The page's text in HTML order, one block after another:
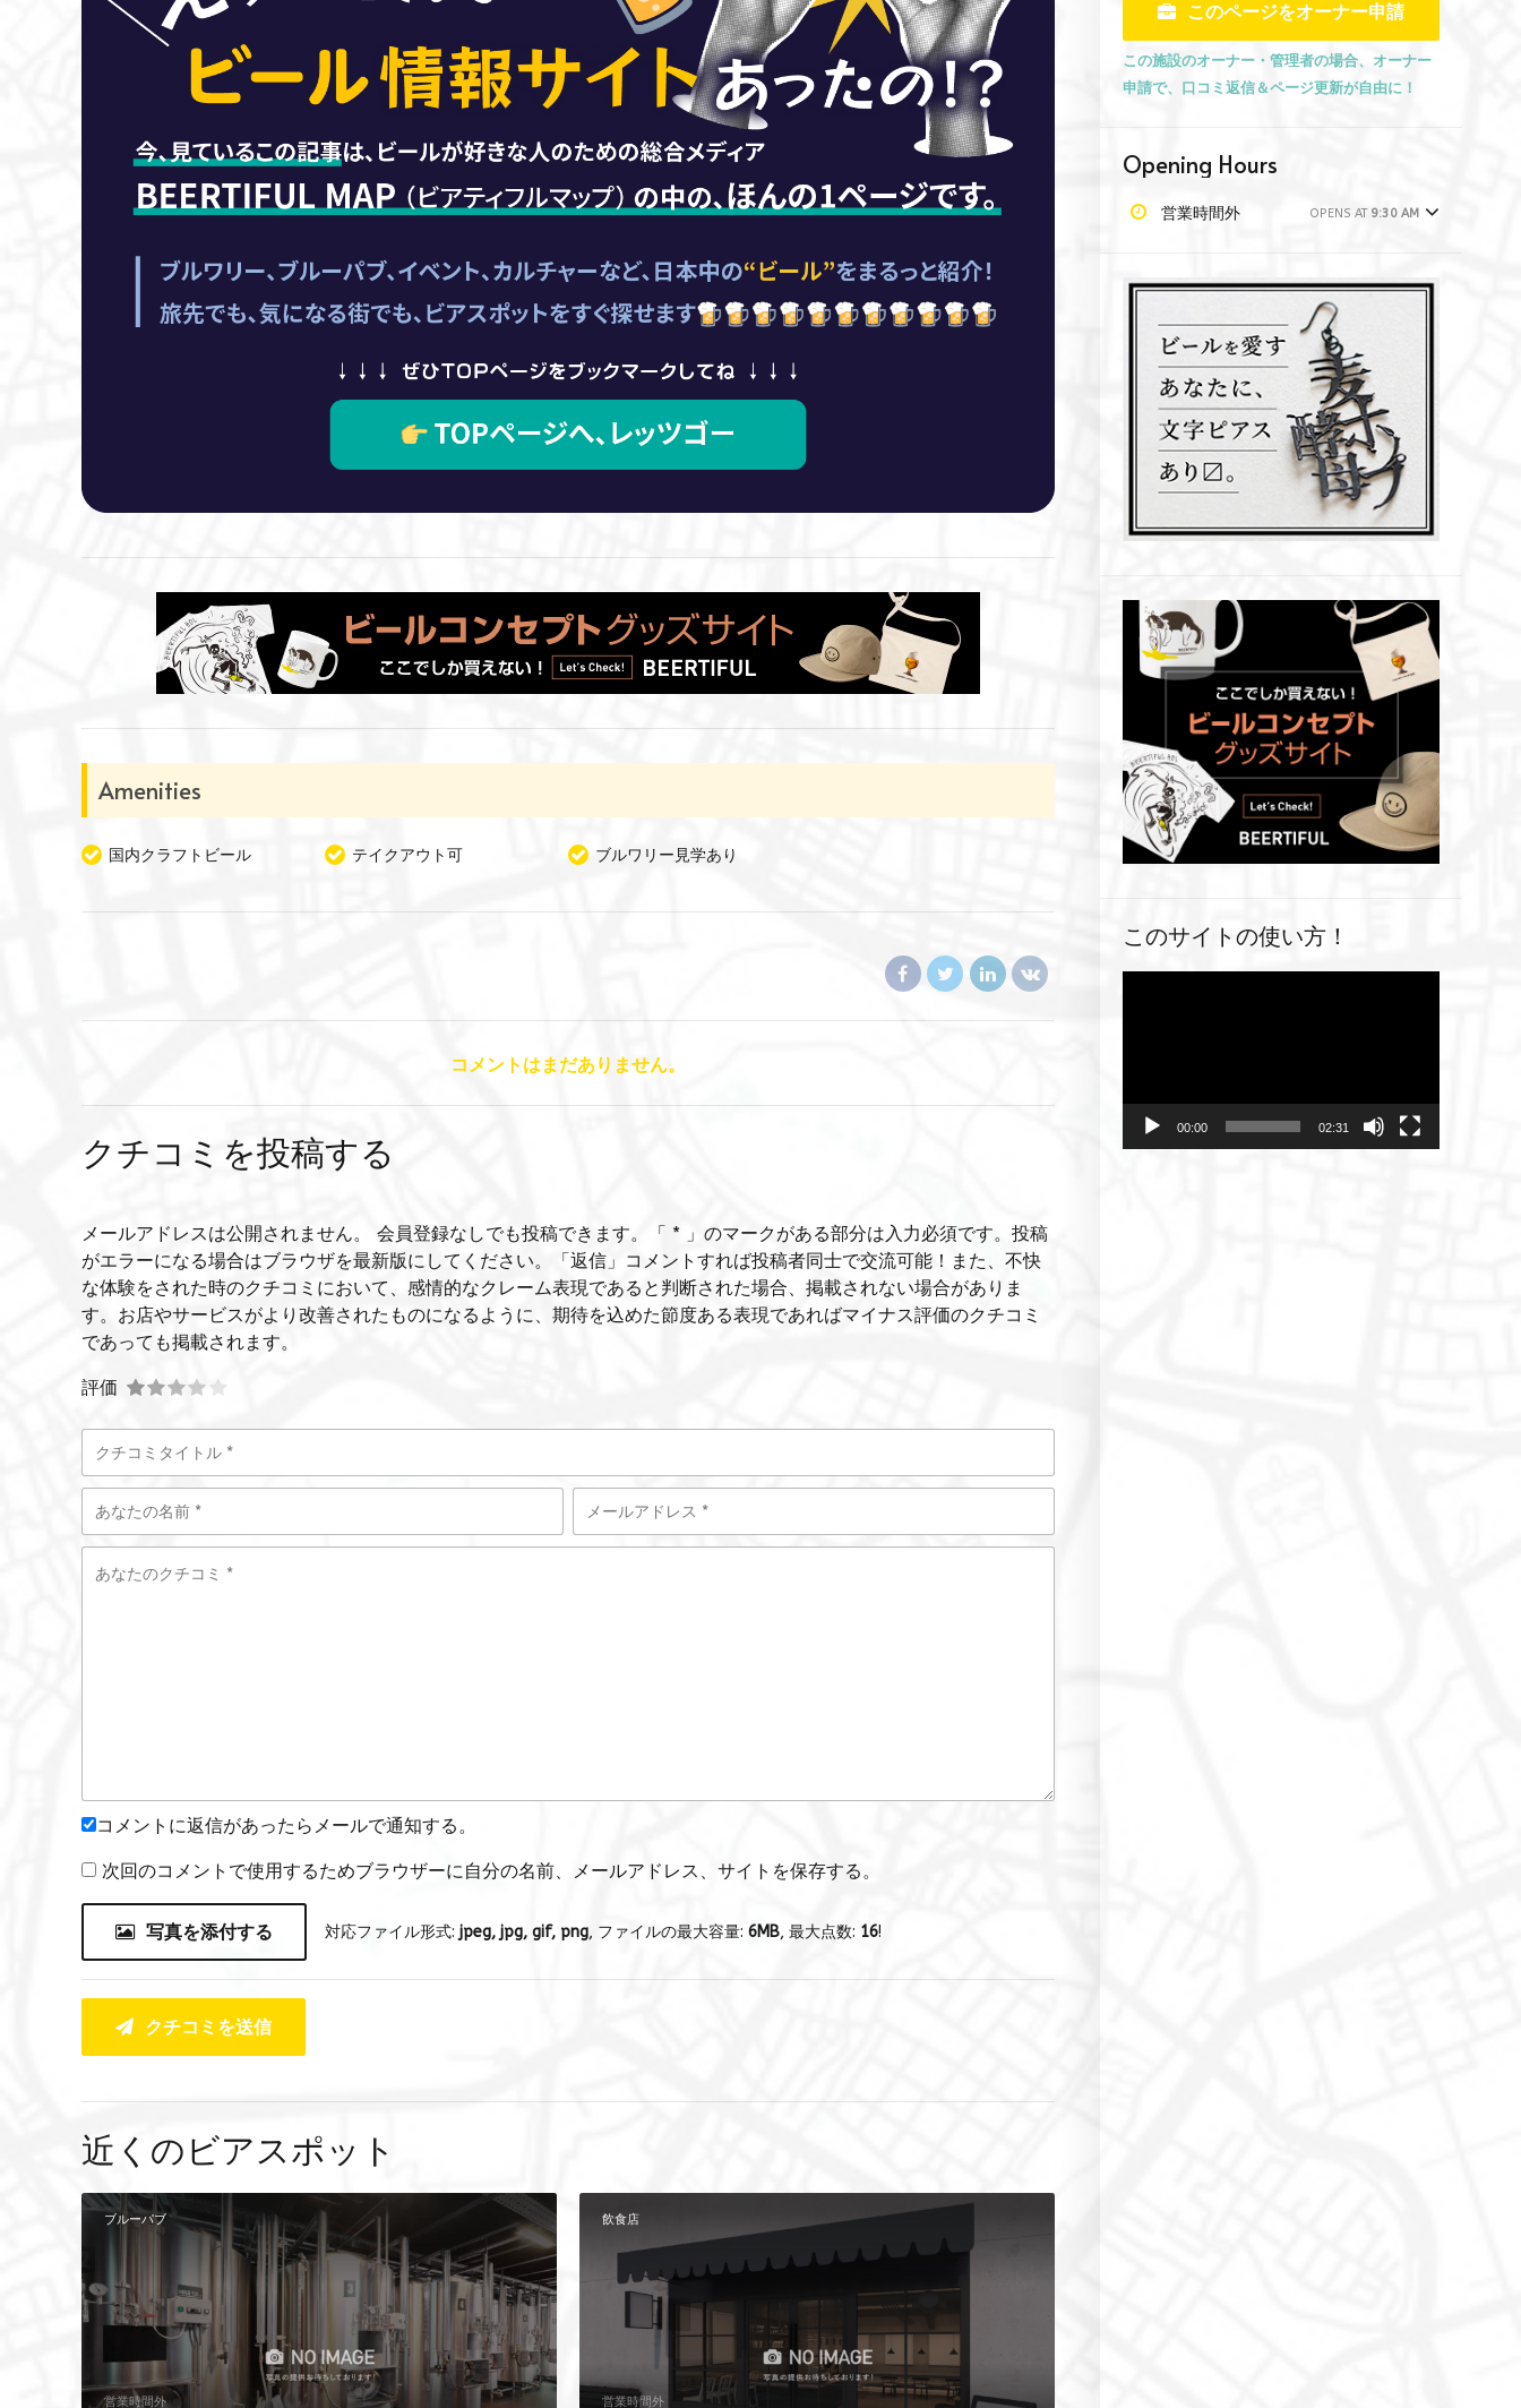
Amenities
国内クラフトビール テイクアウト可 ブルワリー見学あり
コメントはまだありません。
クチコミを投稿する
メールアドレスは公開されません。 会員登録なしでも投稿できます。「 * 」のマークがある部分は入力必須です。投稿
がエラーになる場合はブラウザを最新版にしてください。「返信」コメントすれば投稿者同士で交流可能！また、不快
な体験をされた時のクチコミにおいて、感情的なクレーム表現であると判断された場合、掲載されない場合がありま
す。お店やサービスがより改善されたものになるように、期待を込めた節度ある表現であればマイナス評価のクチコミ
であっても掲載されます。
評価
コメントに返信があったらメールで通知する。
次回のコメントで使用するためブラウザーに自分の名前、メールアドレス、サイトを保存する。
写真を添付する 対応ファイル形式: jpeg, jpg, gif, png, ファイルの最大容量: 6MB, 最大点数: 16!
クチコミを送信
近くのビアスポット
ブルーパブ
営業時間外
飲食店
営業時間外
このページをオーナー申請
この施設のオーナー・管理者の場合、オーナー
申請で、口コミ返信＆ページ更新が自由に！
Opening Hours
営業時間外 OPENS AT 9:30 AM
このサイトの使い方！
ー
00:00 02:31